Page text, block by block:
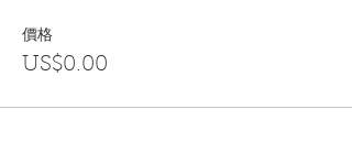
價格
US$0.00